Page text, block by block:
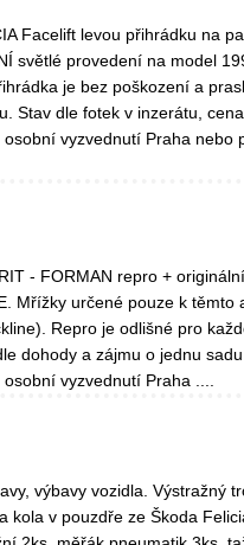
Facelift levou přihrádku na
světlé provedení na model
je bez poškození a
Stav dle fotek v inzerátu,
vyzvednutí Praha nebo
- FORMAN repro +
Mřížky určené pouze k těmto
Repro je odlišné pro
dohody a zájmu o jednu
vyzvednutí Praha ....
výbavy vozidla. Výstražný
kola v pouzdře ze Škoda